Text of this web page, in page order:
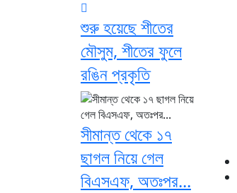
শুরু হয়েছে শীতের
মৌসুম, শীতের ফুলে
রঙিন প্রকৃতি
সীমান্ত থেকে ১৭
ছাগল নিয়ে গেল
বিএসএফ, অতঃপর...